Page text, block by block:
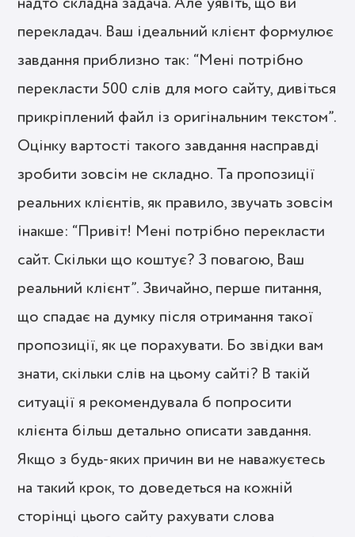
надто складна задача. Але уявіть, що ви
перекладач. Ваш ідеальний клієнт формулює
завдання приблизно так: “Мені потрібно
перекласти 500 слів для мого сайту, дивіться
прикріплений файл із оригінальним текстом”.
Оцінку вартості такого завдання насправді
зробити зовсім не складно. Та пропозиції
реальних клієнтів, як правило, звучать зовсім
інакше: “Привіт! Мені потрібно перекласти
сайт. Скільки що коштує? З повагою, Ваш
реальний клієнт”. Звичайно, перше питання,
що спадає на думку після отримання такої
пропозиції, як це порахувати. Бо звідки вам
знати, скільки слів на цьому сайті? В такій
ситуації я рекомендувала б попросити
клієнта більш детально описати завдання.
Якщо з будь-яких причин ви не наважуєтесь
на такий крок, то доведеться на кожній
сторінці цього сайту рахувати слова